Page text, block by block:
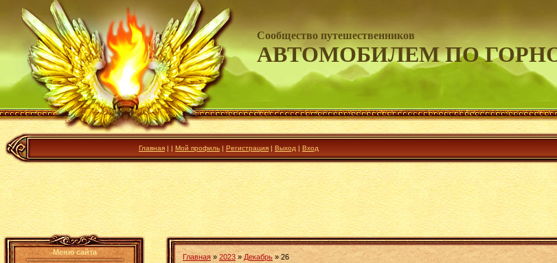
Сообщество путешественников
АВТОМОБИЛЕМ ПО
Главная | | Мой профиль | Регистрация | Выход | Вход
Меню сайта
Главная » 2023 » Декабрь » 26